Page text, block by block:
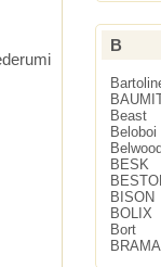
B
Beast
Beloboi
BESK
BISON
BOLIX
Bort
BRAMA